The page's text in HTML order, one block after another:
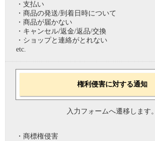
・支払い
・商品の発送/到着日時について
・商品が届かない
・キャンセル/返金/返品/交換
・ショップと連絡がとれない
etc.
権利侵害に対する通知
入力フォームへ遷移します。
・商標権侵害